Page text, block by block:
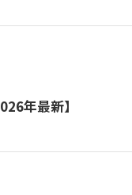
年最新】